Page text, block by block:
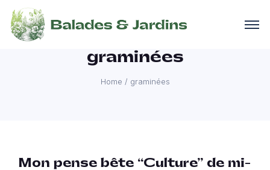
graminées
Home / graminées
Mon pense bête “Culture” de mi-